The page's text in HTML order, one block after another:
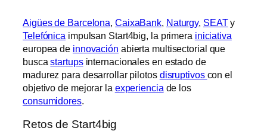
Aigües de Barcelona, CaixaBank, Naturgy, SEATy
Telefónica impulsan Start4big, la primera iniciativa
europea de innovación abierta multisectorial que
buscastartupsinternacionales en estado de
madurez para desarrollar pilotos disruptivos con el
objetivo de mejorar la experiencia de los
consumidores.
Retos de Start4big